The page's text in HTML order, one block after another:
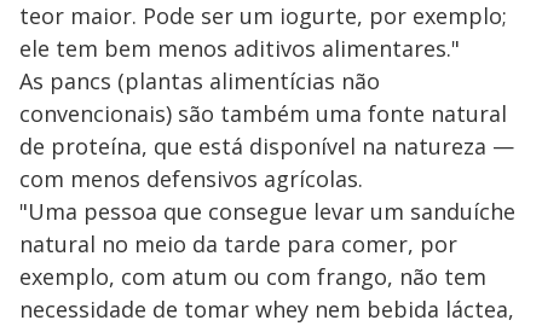
teor maior. Pode ser um iogurte, por exemplo;
ele tem bem menos aditivos alimentares."
As pancs (plantas alimentícias não
convencionais) são também uma fonte natural
de proteína, que está disponível na natureza —
com menos defensivos agrícolas.
"Uma pessoa que consegue levar um sanduíche
natural no meio da tarde para comer, por
exemplo, com atum ou com frango, não tem
necessidade de tomar whey nem bebida láctea,